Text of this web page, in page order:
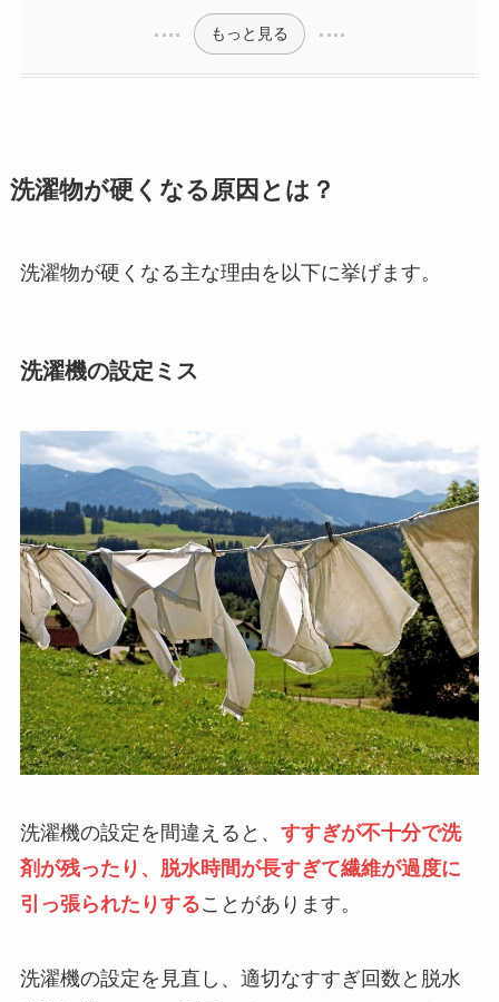
もっと見る
洗濯物が硬くなる原因とは？
洗濯物が硬くなる主な理由を以下に挙げます。
洗濯機の設定ミス
洗濯機の設定を間違えると、 すすぎが不十分で洗
剤が残ったり、脱水時間が長すぎて繊維が過度に
引っ張られたりすることがあります。
洗濯機の設定を見直し、適切なすすぎ回数と脱水